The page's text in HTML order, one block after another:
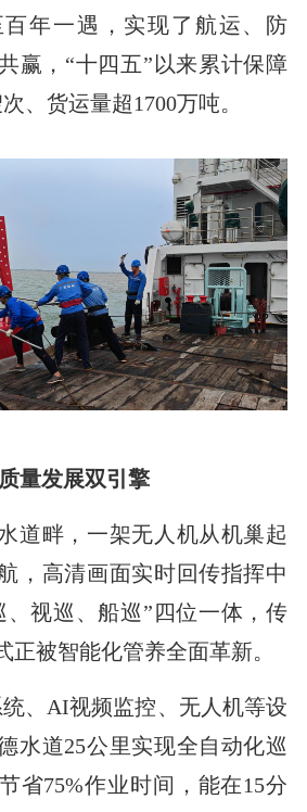
年一遇，实现了航运、防
赢，“十四五”以来累计保障
、货运量超1700万吨。
量发展双引擎
道畔，一架无人机从机巢起
，高清画面实时回传指挥中
、视巡、船巡”四位一体，传
正被智能化管养全面革新。
、AI视频监控、无人机等设
水道25公里实现全自动化巡
省75%作业时间，能在15分